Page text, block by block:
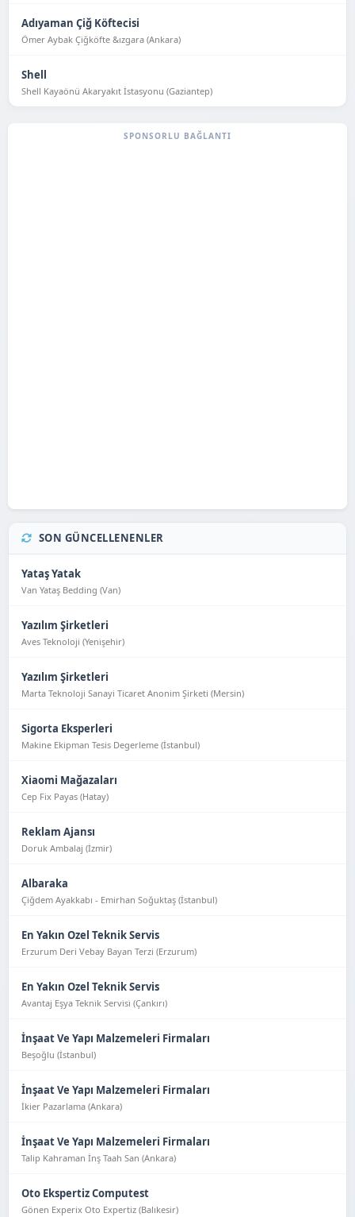
Adıyaman Çiğ Köftecisi
Ömer Aybak Çiğköfte &ızgara (Ankara)
Shell
Shell Kayaönü Akaryakıt İstasyonu (Gaziantep)
SPONSORLU BAĞLANTI
SON GÜNCELLENENLER
Yataş Yatak
Van Yataş Bedding (Van)
Yazılım Şirketleri
Aves Teknoloji (Yeni̇şehi̇r)
Yazılım Şirketleri
Marta Teknoloji Sanayi Ticaret Anonim Şirketi (Mersin)
Sigorta Eksperleri
Makine Ekipman Tesis Degerleme (İstanbul)
Xiaomi Mağazaları
Cep Fix Payas (Hatay)
Reklam Ajansı
Doruk Ambalaj (İzmir)
Albaraka
Çiğdem Ayakkabı - Emirhan Soğuktaş (İstanbul)
En Yakın Ozel Teknik Servis
Erzurum Deri Vebay Bayan Terzi (Erzurum)
En Yakın Ozel Teknik Servis
Avantaj Eşya Tekni̇k Servi̇si̇ (Çankırı)
İnşaat Ve Yapı Malzemeleri Firmaları
Beşoğlu (İstanbul)
İnşaat Ve Yapı Malzemeleri Firmaları
İkier Pazarlama (Ankara)
İnşaat Ve Yapı Malzemeleri Firmaları
Talip Kahraman İnş Taah San (Ankara)
Oto Ekspertiz Computest
Gönen Experix Oto Expertiz (Balıkesir)